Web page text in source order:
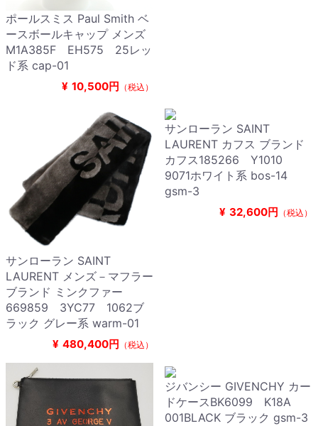
ポールスミス Paul Smith ベ
ースボールキャップ メンズ
M1A385F EH575 25レッ
ド系 cap-01
¥ 10,500円 （税込）
サンローラン SAINT
LAURENT メンズ－マフラー
ブランド ミンクファー
669859 3YC77 1062ブ
ラック グレー系 warm-01
¥ 480,400円 （税込）
サンローラン SAINT
LAURENT カフス ブランド
カフス185266 Y1010
9071ホワイト系 bos-14
gsm-3
¥ 32,600円 （税込）
ジバンシー GIVENCHY カー
ドケースBK6099 K18A
001BLACK ブラック gsm-3